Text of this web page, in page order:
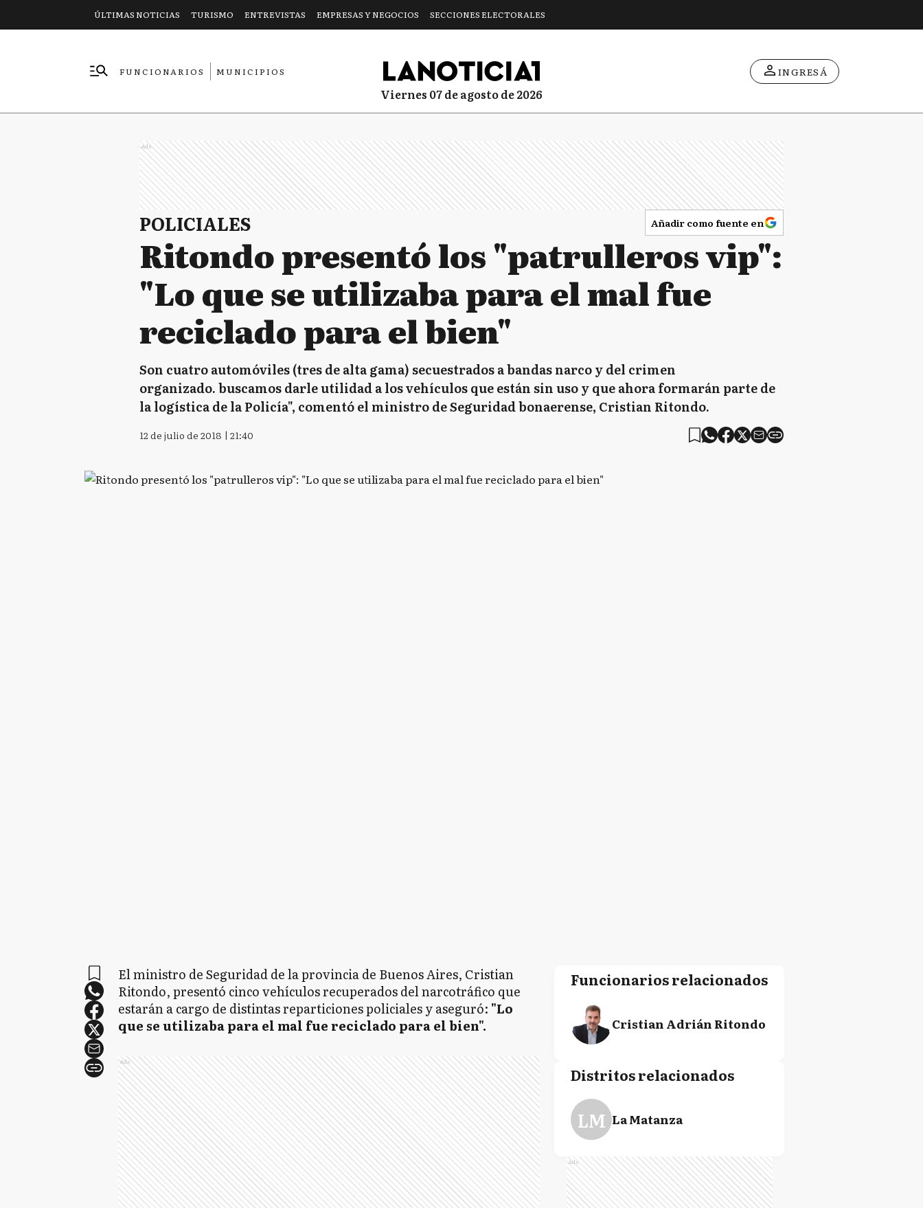
ÚLTIMAS NOTICIAS TURISMO ENTREVISTAS EMPRESAS Y NEGOCIOS SECCIONES ELECTORALES
FUNCIONARIOS
MUNICIPIOS
viernes 07 de agosto de 2026
INGRESÁ
Ads
POLICIALES Añadir como fuente en
Ritondo presentó los "patrulleros vip":
"Lo que se utilizaba para el mal fue
reciclado para el bien"
Son cuatro automóviles (tres de alta gama) secuestrados a bandas narco y del crimen
organizado. buscamos darle utilidad a los vehículos que están sin uso y que ahora formarán parte de
la logística de la Policía", comentó el ministro de Seguridad bonaerense, Cristian Ritondo.
12 de julio de 2018 | 21:40
El ministro de Seguridad de la provincia de Buenos Aires, Cristian
Ritondo, presentó cinco vehículos recuperados del narcotráfico que
estarán a cargo de distintas reparticiones policiales y aseguró: "Lo
que se utilizaba para el mal fue reciclado para el bien".
Ads
Funcionarios relacionados
Cristian Adrián Ritondo
Distritos relacionados
LM La Matanza
Ads